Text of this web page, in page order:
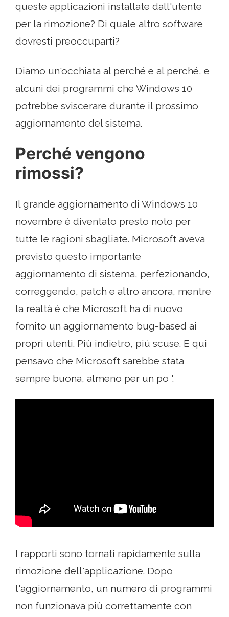
queste applicazioni installate dall'utente
per la rimozione? Di quale altro software
dovresti preoccuparti?
Diamo un'occhiata al perché e al perché, e
alcuni dei programmi che Windows 10
potrebbe sviscerare durante il prossimo
aggiornamento del sistema.
Perché vengono
rimossi?
Il grande aggiornamento di Windows 10
novembre è diventato presto noto per
tutte le ragioni sbagliate. Microsoft aveva
previsto questo importante
aggiornamento di sistema, perfezionando,
correggendo, patch e altro ancora, mentre
la realtà è che Microsoft ha di nuovo
fornito un aggiornamento bug-based ai
propri utenti. Più indietro, più scuse. E qui
pensavo che Microsoft sarebbe stata
sempre buona, almeno per un po '.
I rapporti sono tornati rapidamente sulla
rimozione dell'applicazione. Dopo
l'aggiornamento, un numero di programmi
non funzionava più correttamente con